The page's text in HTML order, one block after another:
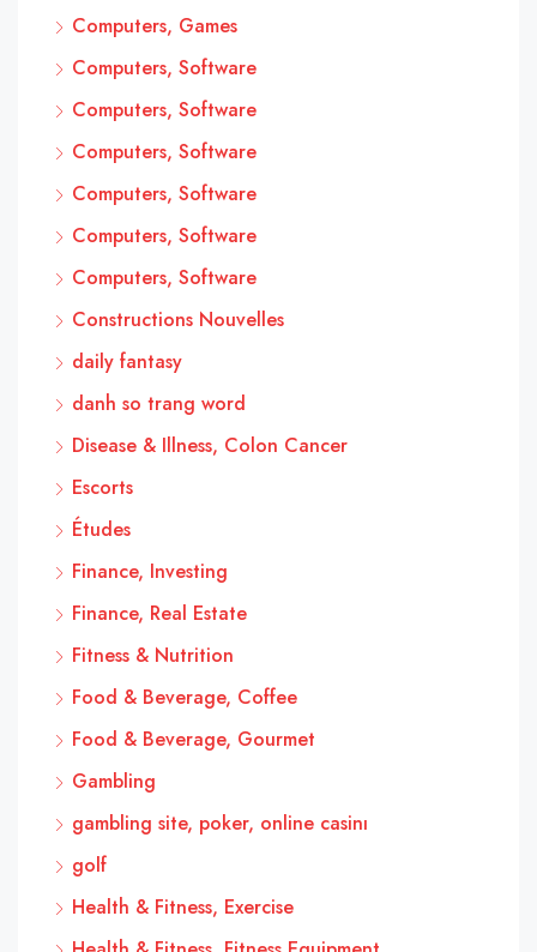
Computers, Games
Computers, Software
Computers, Software
Computers, Software
Computers, Software
Computers, Software
Computers, Software
Constructions Nouvelles
daily fantasy
danh so trang word
Disease & Illness, Colon Cancer
Escorts
Études
Finance, Investing
Finance, Real Estate
Fitness & Nutrition
Food & Beverage, Coffee
Food & Beverage, Gourmet
Gambling
gambling site, poker, online casinı
golf
Health & Fitness, Exercise